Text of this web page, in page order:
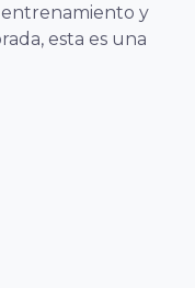
y
esta es una